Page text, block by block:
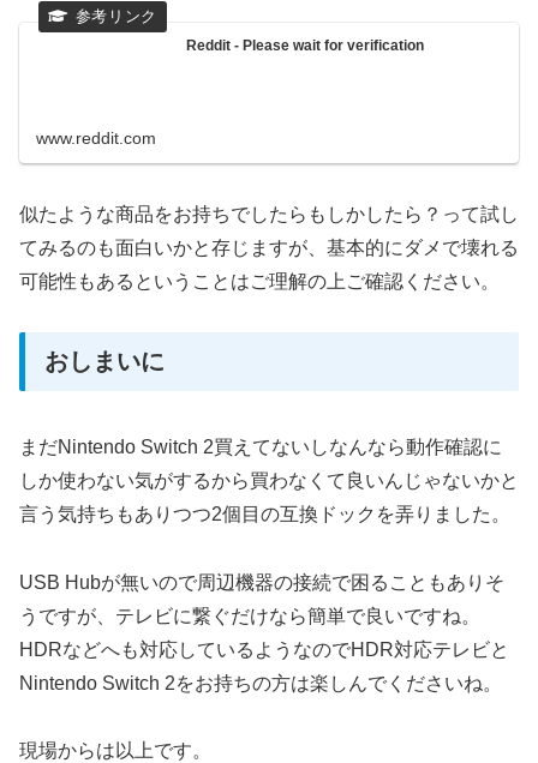
Reddit - Please wait for verification
www.reddit.com
似たような商品をお持ちでしたらもしかしたら？って試し
てみるのも面白いかと存じますが、基本的にダメで壊れる
可能性もあるということはご理解の上ご確認ください。
おしまいに
まだNintendo Switch 2買えてないしなんなら動作確認に
しか使わない気がするから買わなくて良いんじゃないかと
言う気持ちもありつつ2個目の互換ドックを弄りました。
USB Hubが無いので周辺機器の接続で困ることもありそ
うですが、テレビに繋ぐだけなら簡単で良いですね。
HDRなどへも対応しているようなのでHDR対応テレビと
Nintendo Switch 2をお持ちの方は楽しんでくださいね。
現場からは以上です。